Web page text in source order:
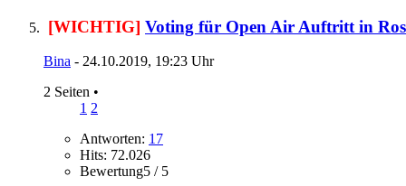
[WICHTIG] Voting für Open Air Auftritt in
Bina - 24.10.2019, 19:23 Uhr
2 Seiten •
1 2
Antworten: 17
Hits: 72.026
Bewertung5 / 5